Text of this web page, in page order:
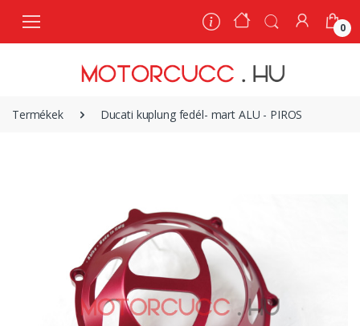
0
Termékek Ducati kuplung fedél- mart ALU - PIROS
0